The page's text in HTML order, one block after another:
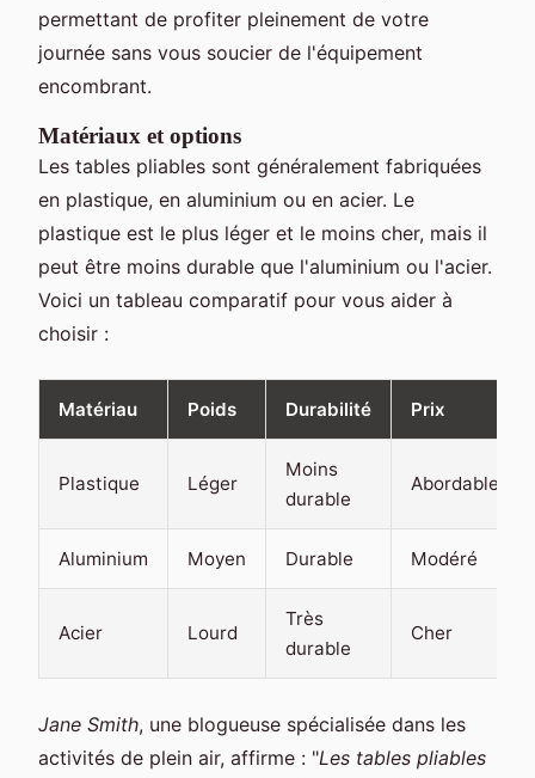
permettant de profiter pleinement de votre
journée sans vous soucier de l'équipement
encombrant.
Matériaux et options
Les tables pliables sont généralement fabriquées
en plastique, en aluminium ou en acier. Le
plastique est le plus léger et le moins cher, mais il
peut être moins durable que l'aluminium ou l'acier.
Voici un tableau comparatif pour vous aider à
choisir :
Matériau Poids Durabilité Prix
Plastique Léger
Moins
durable
Abordable
Aluminium Moyen Durable Modéré
Acier Lourd
Très
durable
Cher
Jane Smith, une blogueuse spécialisée dans les
activités de plein air, affirme : "Les tables pliables